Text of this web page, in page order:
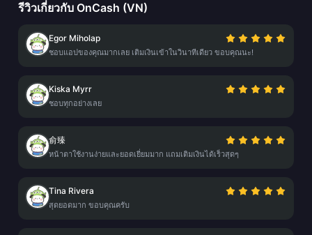
รีวิวเกี่ยวกับ OnCash (VN)
Egor Miholap
ชอบแอปของคุณมากเลย เติมเงินเข้าในวินาทีเดียว ขอบคุณนะ!
Kiska Myrr
ชอบทุกอย่างเลย
俞臻
หน้าตาใช้งานง่ายและยอดเยี่ยมมาก แถมเติมเงินได้เร็วสุดๆ
Tina Rivera
สุดยอดมาก ขอบคุณครับ